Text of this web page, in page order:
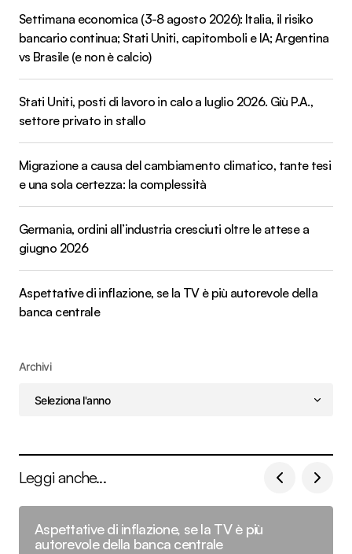
Settimana economica (3-8 agosto 2026): Italia, il risiko
bancario continua; Stati Uniti, capitomboli e IA; Argentina
vs Brasile (e non è calcio)
Stati Uniti, posti di lavoro in calo a luglio 2026. Giù P.A.,
settore privato in stallo
Migrazione a causa del cambiamento climatico, tante tesi
e una sola certezza: la complessità
Germania, ordini all’industria cresciuti oltre le attese a
giugno 2026
Aspettative di inflazione, se la TV è più autorevole della
banca centrale
Archivi
Leggi anche...
Aspettative di inflazione, se la TV è più
autorevole della banca centrale